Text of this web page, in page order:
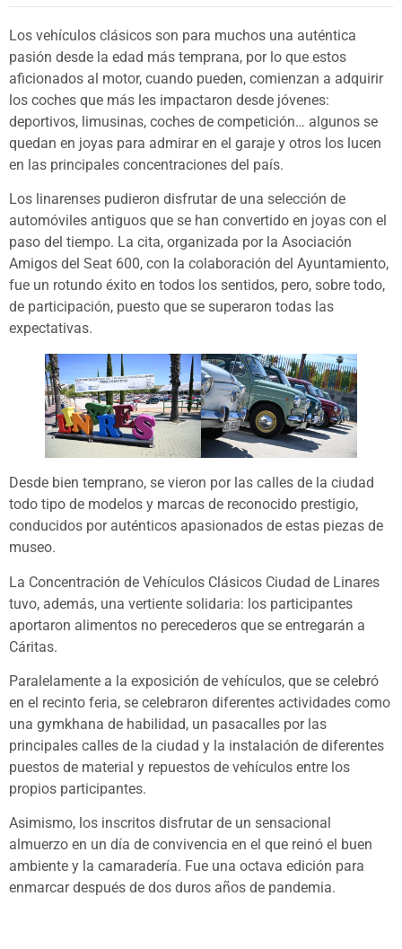
Los vehículos clásicos son para muchos una auténtica
pasión desde la edad más temprana, por lo que estos
aficionados al motor, cuando pueden, comienzan a adquirir
los coches que más les impactaron desde jóvenes:
deportivos, limusinas, coches de competición… algunos se
quedan en joyas para admirar en el garaje y otros los lucen
en las principales concentraciones del país.
Los linarenses pudieron disfrutar de una selección de
automóviles antiguos que se han convertido en joyas con el
paso del tiempo. La cita, organizada por la Asociación
Amigos del Seat 600, con la colaboración del Ayuntamiento,
fue un rotundo éxito en todos los sentidos, pero, sobre todo,
de participación, puesto que se superaron todas las
expectativas.
Desde bien temprano, se vieron por las calles de la ciudad
todo tipo de modelos y marcas de reconocido prestigio,
conducidos por auténticos apasionados de estas piezas de
museo.
La Concentración de Vehículos Clásicos Ciudad de Linares
tuvo, además, una vertiente solidaria: los participantes
aportaron alimentos no perecederos que se entregarán a
Cáritas.
Paralelamente a la exposición de vehículos, que se celebró
en el recinto feria, se celebraron diferentes actividades como
una gymkhana de habilidad, un pasacalles por las
principales calles de la ciudad y la instalación de diferentes
puestos de material y repuestos de vehículos entre los
propios participantes.
Asimismo, los inscritos disfrutar de un sensacional
almuerzo en un día de convivencia en el que reinó el buen
ambiente y la camaradería. Fue una octava edición para
enmarcar después de dos duros años de pandemia.